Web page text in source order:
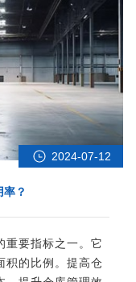
2024-07-12
？
重要指标之一。它
积的比例。提高仓